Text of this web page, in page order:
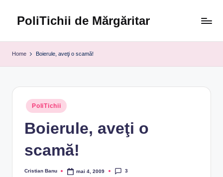
PoliTichii de Mărgăritar
Home Boierule, aveţi o scamă!
Posted
in
PoliTichii
Boierule, aveţi o
scamă!
Posted
Cristian Banu mai 4, 2009 3